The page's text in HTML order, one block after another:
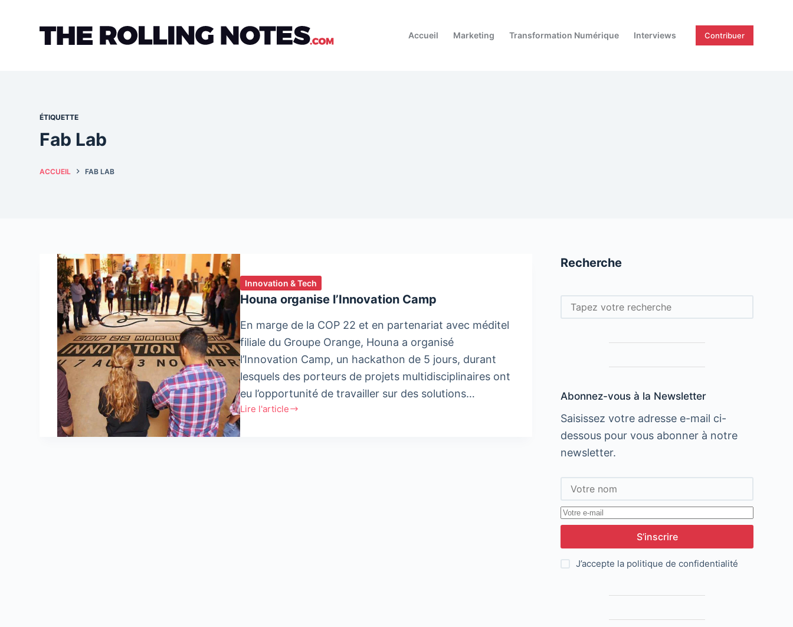
Accueil Marketing Transformation Numérique Interviews Contribuer
ÉTIQUETTE
Fab Lab
ACCUEIL FAB LAB
Innovation & Tech
Houna organise l’Innovation Camp
En marge de la COP 22 et en partenariat avec méditel
filiale du Groupe Orange, Houna a organisé
l’Innovation Camp, un hackathon de 5 jours, durant
lesquels des porteurs de projets multidisciplinaires ont
eu l’opportunité de travailler sur des solutions…
Lire l'article
Houna
organise
Recherche
Rechercher
Abonnez-vous à la Newsletter
Saisissez votre adresse e-mail ci-
dessous pour vous abonner à notre
newsletter.
S’inscrire
J’accepte la politique de confidentialité